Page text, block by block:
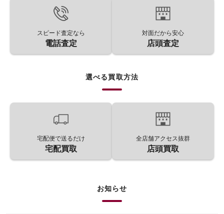
スピード査定なら
電話査定
対面だから安心
店頭査定
選べる買取方法
宅配便で送るだけ
宅配買取
全店舗アクセス抜群
店頭買取
お知らせ